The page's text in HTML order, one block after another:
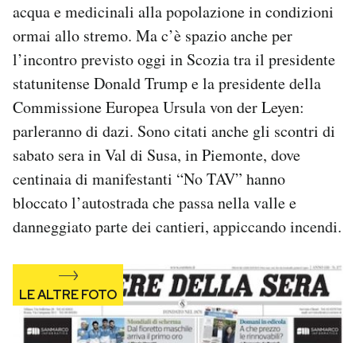
CALENDARIO
AREA PERSONALE
Area Personale
Newsletter
Notifiche mobile
Regala il Post
Esci
acqua e medicinali alla popolazione in condizioni
ormai allo stremo. Ma c’è spazio anche per
l’incontro previsto oggi in Scozia tra il presidente
statunitense Donald Trump e la presidente della
Commissione Europea Ursula von der Leyen:
parleranno di dazi. Sono citati anche gli scontri di
sabato sera in Val di Susa, in Piemonte, dove
centinaia di manifestanti “No TAV” hanno
bloccato l’autostrada che passa nella valle e
danneggiato parte dei cantieri, appiccando incendi.